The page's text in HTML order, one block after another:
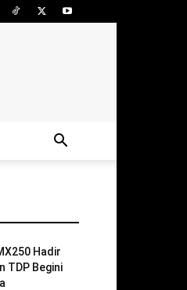
Hadir
TDP Begini